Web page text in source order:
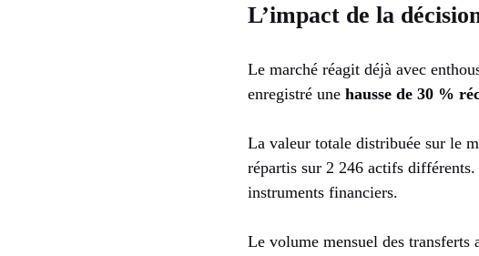
L’impact de la
Le marché réagit déjà avec
enregistré une hausse de 30 %
La valeur totale distribuée sur le
répartis sur 2 246 actifs
instruments financiers.
Le volume mensuel des